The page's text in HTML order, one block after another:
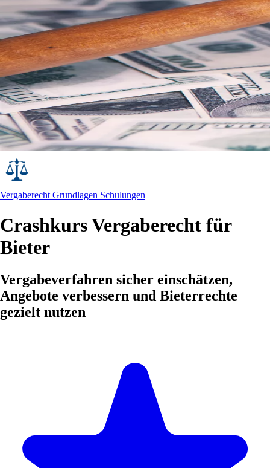
Vergaberecht Grundlagen Schulungen
Crashkurs Vergaberecht für
Bieter
Vergabeverfahren sicher einschätzen,
Angebote verbessern und Bieterrechte
gezielt nutzen